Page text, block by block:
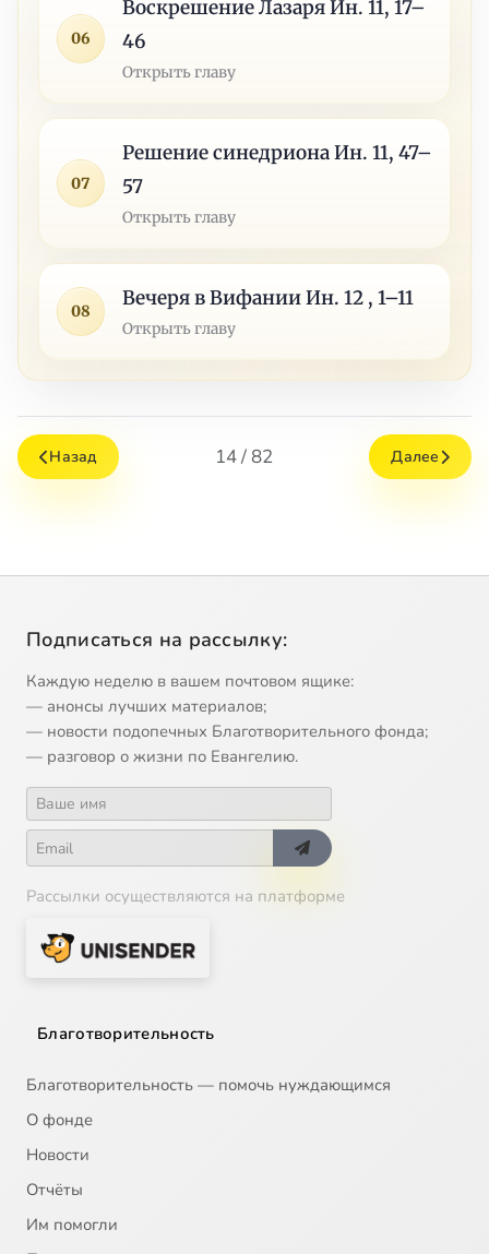
06
Воскрешение Лазаря Ин. 11, 17–
46
Открыть главу
07
Решение синедриона Ин. 11, 47–
57
Открыть главу
08
Вечеря в Вифании Ин. 12 , 1–11
Открыть главу
Назад 14 / 82 Далее
Подписаться на рассылку:
Каждую неделю в вашем почтовом ящике:
— анонсы лучших материалов;
— новости подопечных Благотворительного фонда;
— разговор о жизни по Евангелию.
Рассылки осуществляются на платформе
Благотворительность
Благотворительность — помочь нуждающимся
О фонде
Новости
Отчёты
Им помогли